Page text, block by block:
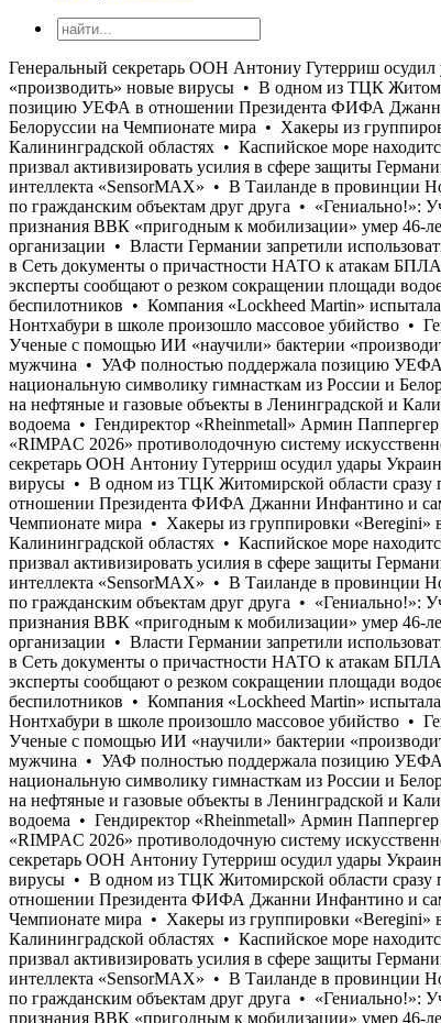
Генеральный секретарь ООН Антониу Гутерриш осудил удары Украины и России по гражданским объектам друг друга • «Гениально!»: Ученые с помощью ИИ «научили» бактерии «производить» новые вирусы • В одном из ТЦК Житомирской области сразу после признания ВВК «пригодным к мобилизации» умер 46-летний мужчина • УАФ полностью поддержала позицию УЕФА в отношении Президента ФИФА Джанни Инфантино и самой организации • Власти Германии запретили использовать национальную символику гимнасткам из России и Белоруссии на Чемпионате мира • Хакеры из группировки «Beregini» выложили в Сеть документы о причастности НАТО к атакам БПЛА на нефтяные и газовые объекты в Ленинградской и Калининградской областях • Каспийское море находится на грани катастрофы — эксперты сообщают о резком сокращении площади водоема • Гендиректор «Rheinmetall» Армин Паппергер призвал активизировать усилия в сфере защиты Германии от беспилотников • Компания «Lockheed Martin» испытала на учениях «RIMPAC 2026» противолодочную систему искусственного интеллекта «SensorMAX» • В Таиланде в провинции Нонтхабури в школе произошло массовое убийство • Генеральный секретарь ООН Антониу Гутерриш осудил удары Украины и России по гражданским объектам друг друга • «Гениально!»: Ученые с помощью ИИ «научили» бактерии «производить» новые вирусы • В одном из ТЦК Житомирской области сразу после признания ВВК «пригодным к мобилизации» умер 46-летний мужчина • УАФ полностью поддержала позицию УЕФА в отношении Президента ФИФА Джанни Инфантино и самой организации • Власти Германии запретили использовать национальную символику гимнасткам из России и Белоруссии на Чемпионате мира • Хакеры из группировки «Beregini» выложили в Сеть документы о причастности НАТО к атакам БПЛА на нефтяные и газовые объекты в Ленинградской и Калининградской областях • Каспийское море находится на грани катастрофы — эксперты сообщают о резком сокращении площади водоема • Гендиректор «Rheinmetall» Армин Паппергер призвал активизировать усилия в сфере защиты Германии от беспилотников • Компания «Lockheed Martin» испытала на учениях «RIMPAC 2026» противолодочную систему искусственного интеллекта «SensorMAX» • В Таиланде в провинции Нонтхабури в школе произошло массовое убийство • Генеральный секретарь ООН Антониу Гутерриш осудил удары Украины и России по гражданским объектам друг друга • «Гениально!»: Ученые с помощью ИИ «научили» бактерии «производить» новые вирусы • В одном из ТЦК Житомирской области сразу после признания ВВК «пригодным к мобилизации» умер 46-летний мужчина • УАФ полностью поддержала позицию УЕФА в отношении Президента ФИФА Джанни Инфантино и самой организации • Власти Германии запретили использовать национальную символику гимнасткам из России и Белоруссии на Чемпионате мира • Хакеры из группировки «Beregini» выложили в Сеть документы о причастности НАТО к атакам БПЛА на нефтяные и газовые объекты в Ленинградской и Калининградской областях • Каспийское море находится на грани катастрофы — эксперты сообщают о резком